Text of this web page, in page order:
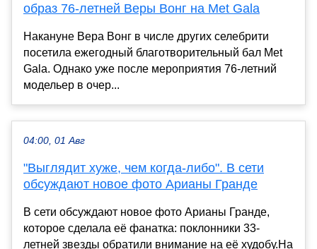
образ 76-летней Веры Вонг на Met Gala
Накануне Вера Вонг в числе других селебрити
посетила ежегодный благотворительный бал Met
Gala. Однако уже после мероприятия 76-летний
модельер в очер...
04:00, 01 Авг
"Выглядит хуже, чем когда-либо". В сети
обсуждают новое фото Арианы Гранде
В сети обсуждают новое фото Арианы Гранде,
которое сделала её фанатка: поклонники 33-
летней звезды обратили внимание на её худобу.На